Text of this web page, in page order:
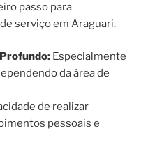
passo para
serviço em Araguari.
Especialmente
da área de
de realizar
pessoais e